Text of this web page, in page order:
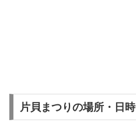
片貝まつりの場所・日時